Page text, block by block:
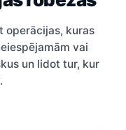
operācijas, kuras
vai
un lidot tur, kur